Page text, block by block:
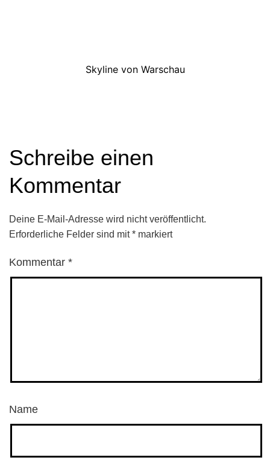
Skyline von Warschau
Schreibe einen
Kommentar
Deine E-Mail-Adresse wird nicht veröffentlicht.
Erforderliche Felder sind mit* markiert
Kommentar *
Name